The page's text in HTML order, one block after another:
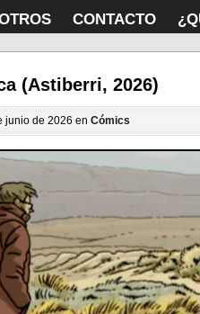
CONTACTO
(Astiberri, 2026)
junio de 2026 en Cómics